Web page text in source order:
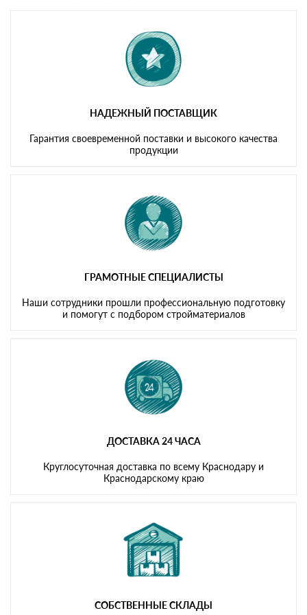
НАДЕЖНЫЙ ПОСТАВЩИК
Гарантия своевременной поставки и высокого качества
продукции
ГРАМОТНЫЕ СПЕЦИАЛИСТЫ
Наши сотрудники прошли профессиональную подготовку
и помогут с подбором стройматериалов
ДОСТАВКА 24 ЧАСА
Круглосуточная доставка по всему Краснодару и
Краснодарскому краю
СОБСТВЕННЫЕ СКЛАДЫ